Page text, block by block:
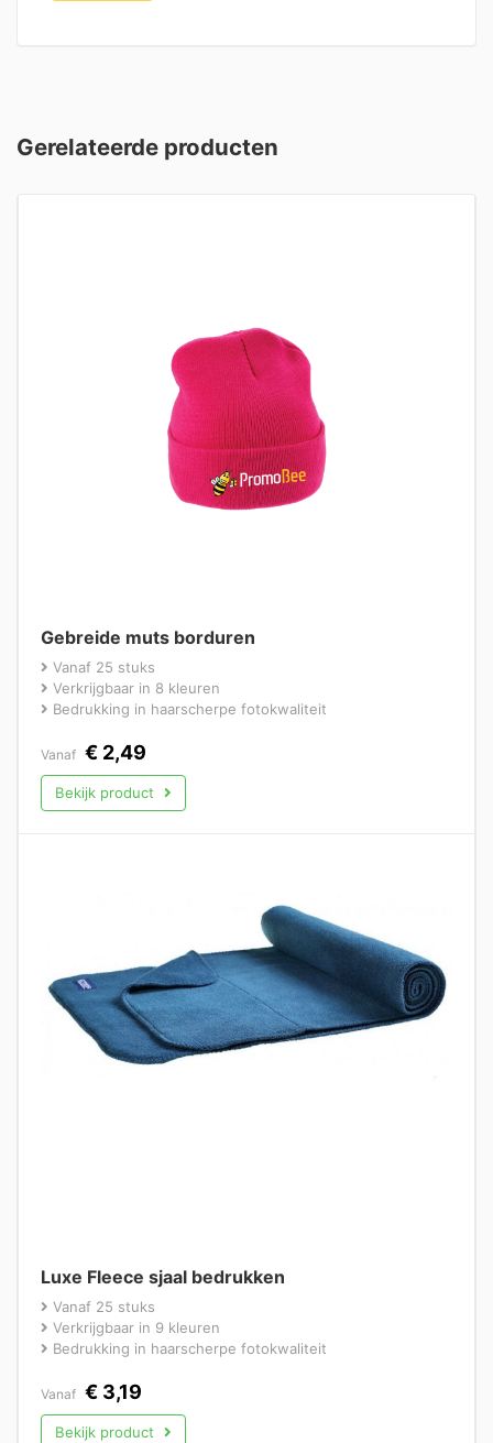
Gerelateerde producten
Gebreide muts borduren
Vanaf 25 stuks
Verkrijgbaar in 8 kleuren
Bedrukking in haarscherpe fotokwaliteit
Vanaf € 2,49
Bekijk product
Luxe Fleece sjaal bedrukken
Vanaf 25 stuks
Verkrijgbaar in 9 kleuren
Bedrukking in haarscherpe fotokwaliteit
Vanaf € 3,19
Bekijk product